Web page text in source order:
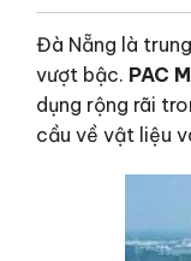
Đà Nẵng là
vượt bậc. PAC
dụng rộng rãi
cầu về vật liệu